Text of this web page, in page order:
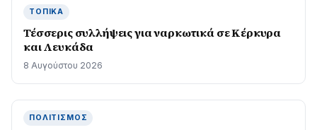
ΤΟΠΙΚΆ
Τέσσερις συλλήψεις για ναρκωτικά σε Κέρκυρα
και Λευκάδα
8 Αυγούστου 2026
ΠΟΛΙΤΙΣΜΌΣ